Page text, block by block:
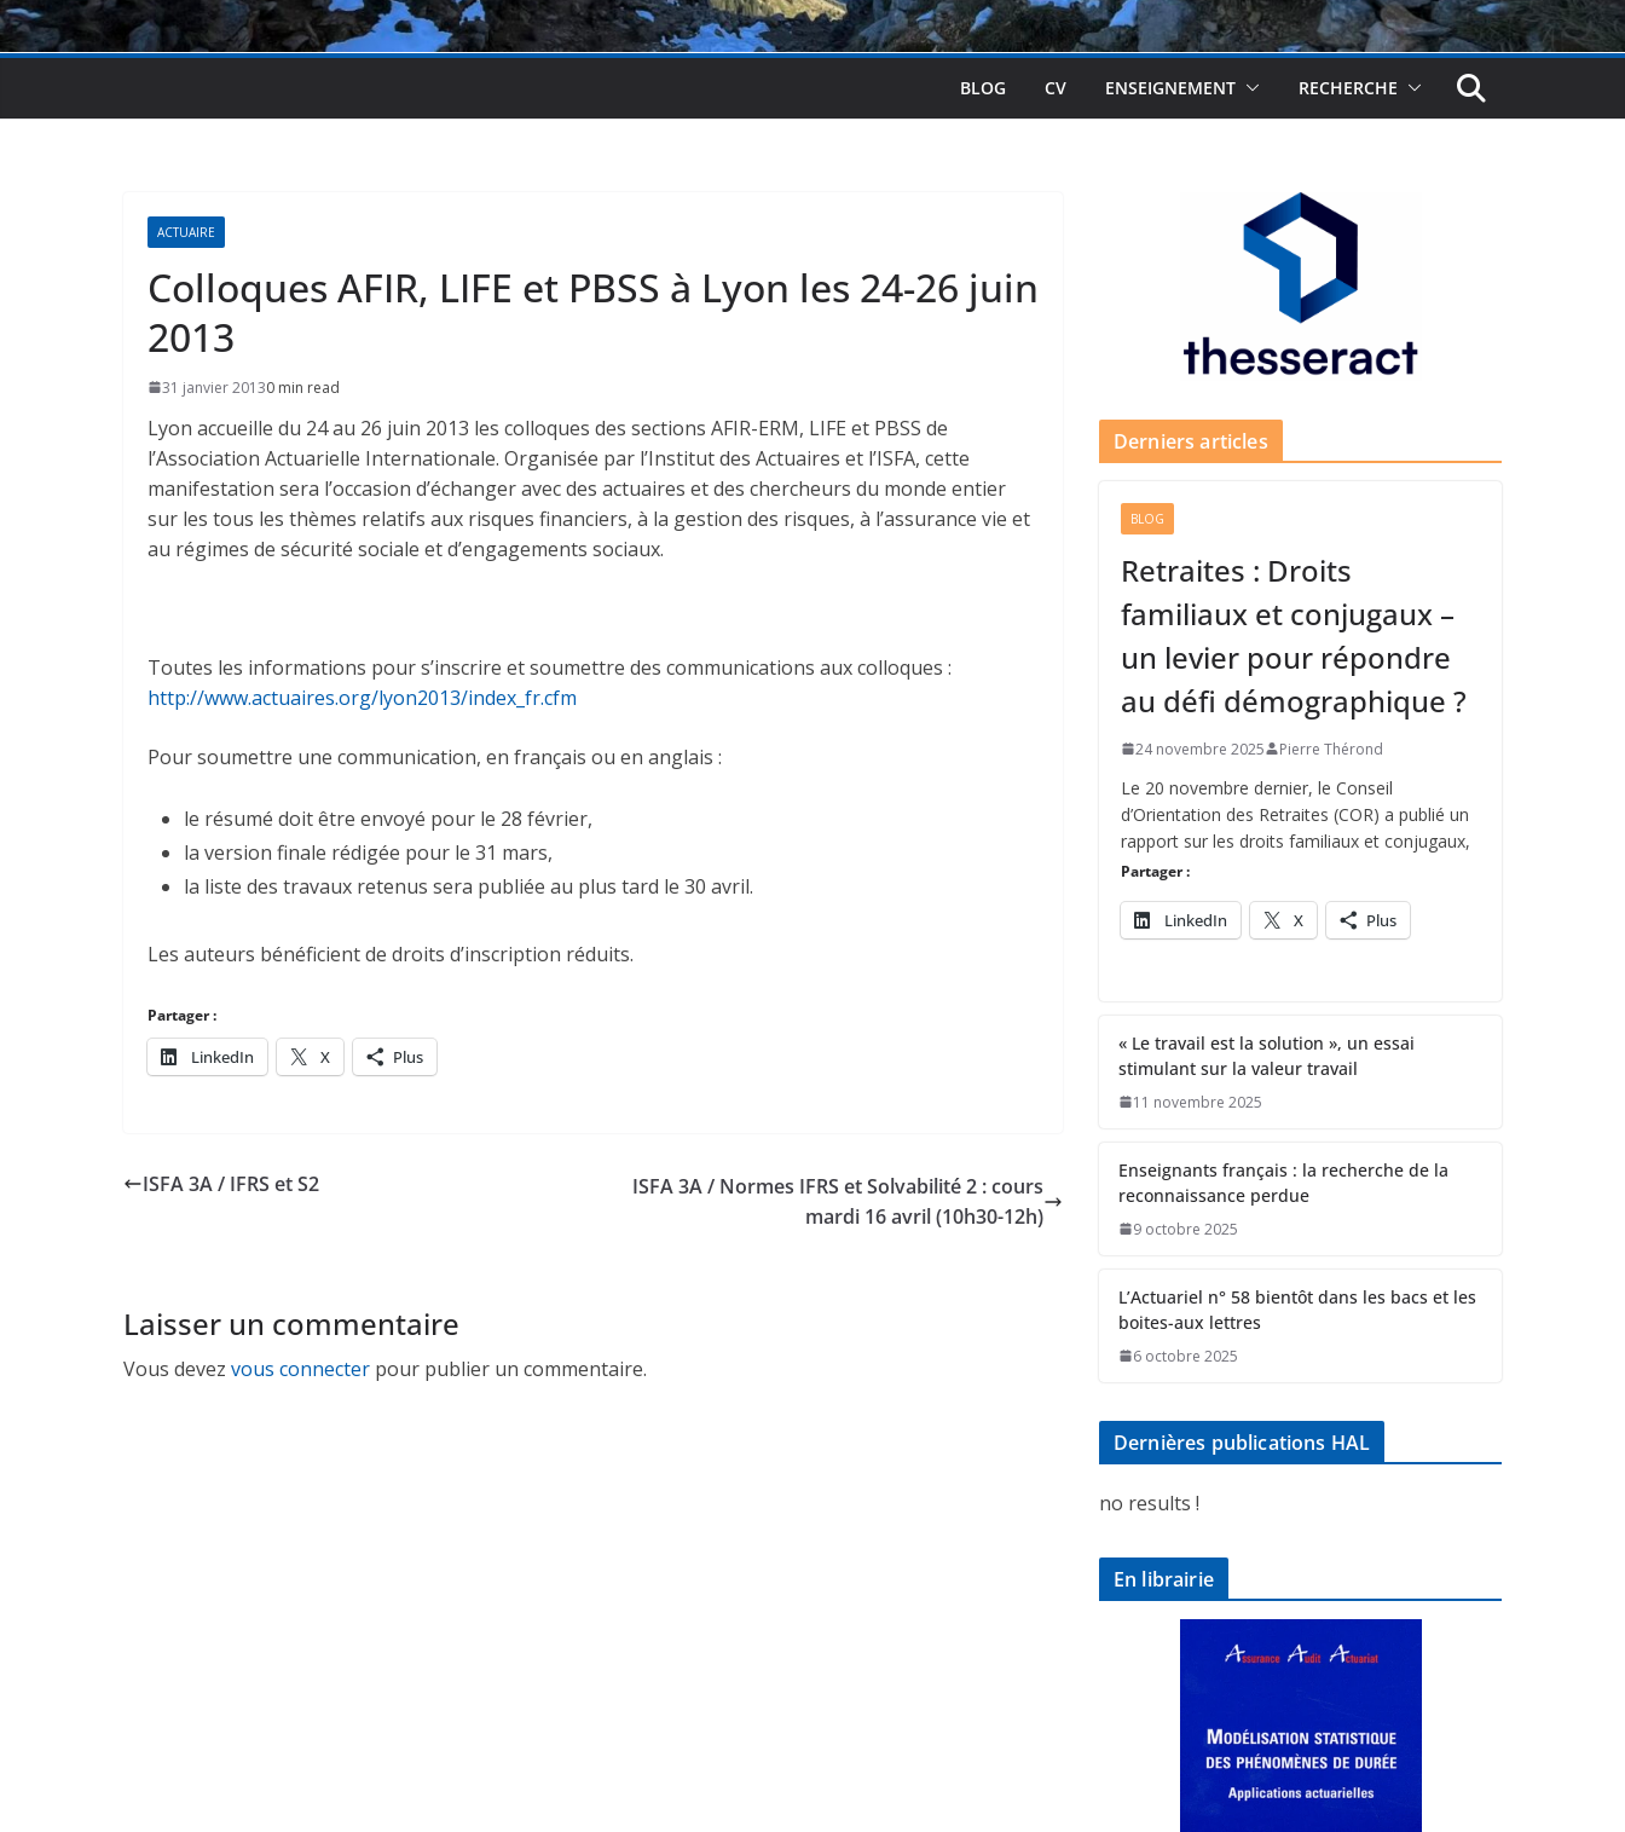
BLOG CV ENSEIGNEMENT RECHERCHE
ACTUAIRE
Colloques AFIR, LIFE et PBSS à Lyon les 24-26 juin
2013
31 janvier 20130 min read
Lyon accueille du 24 au 26 juin 2013 les colloques des sections AFIR-ERM, LIFE et PBSS de
l’Association Actuarielle Internationale. Organisée par l’Institut des Actuaires et l’ISFA, cette
manifestation sera l’occasion d’échanger avec des actuaires et des chercheurs du monde entier
sur les tous les thèmes relatifs aux risques financiers, à la gestion des risques, à l’assurance vie et
au régimes de sécurité sociale et d’engagements sociaux.
Toutes les informations pour s’inscrire et soumettre des communications aux colloques :
http://www.actuaires.org/lyon2013/index_fr.cfm
Pour soumettre une communication, en français ou en anglais :
le résumé doit être envoyé pour le 28 février,
la version finale rédigée pour le 31 mars,
la liste des travaux retenus sera publiée au plus tard le 30 avril.
Les auteurs bénéficient de droits d’inscription réduits.
Partager :
LinkedIn X Plus
ISFA 3A / IFRS et S2
ISFA 3A / Normes IFRS et Solvabilité 2 : cours
mardi 16 avril (10h30-12h)
Laisser un commentaire
Vous devez vous connecter pour publier un commentaire.
Derniers articles
BLOG
Retraites : Droits
familiaux et conjugaux –
un levier pour répondre
au défi démographique ?
24 novembre 2025 Pierre Thérond
Le 20 novembre dernier, le Conseil
d’Orientation des Retraites (COR) a publié un
rapport sur les droits familiaux et conjugaux,
Partager :
LinkedIn X Plus
« Le travail est la solution », un essai
stimulant sur la valeur travail
11 novembre 2025
Enseignants français : la recherche de la
reconnaissance perdue
9 octobre 2025
L’Actuariel n° 58 bientôt dans les bacs et les
boites-aux lettres
6 octobre 2025
Dernières publications HAL
no results !
En librairie